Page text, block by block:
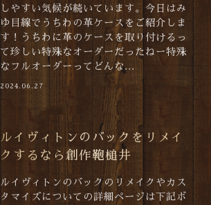
しやすい気候が続いています。今日はみ
ゆ目線でうちわの革ケースをご紹介しま
す！うちわに革のケースを取り付けるっ
て珍しい特殊なオーダーだったねー特殊
なフルオーダーってどんな...
2024.06.27
ルイヴィトンのバックをリメイ
クするなら創作鞄槌井
ルイヴィトンのバックのリメイクやカス
タマイズについての詳細ページは下記ボ